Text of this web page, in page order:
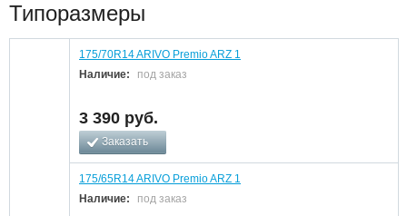
Типоразмеры
175/70R14 ARIVO Premio ARZ 1
Наличие:
под заказ
3 390 руб.
Заказать
175/65R14 ARIVO Premio ARZ 1
Наличие:
под заказ